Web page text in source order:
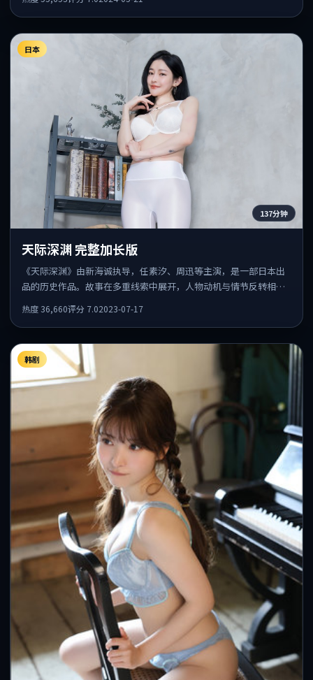
日本
137分钟
天际深渊 完整加长版
《天际深渊》由新海诚执导，任素汐、周迅等主演，是一部日本出
品的历史作品。故事在多重线索中展开，人物动机与情节反转相互
热度 36,660评分 7.02023-07-17
韩剧